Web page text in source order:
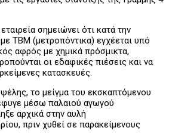
σημειώνει ότι κατά την
TBM (μετροπόντικα) εγχέεται υπό
αφρός με χημικά πρόσμικτα,
οι εδαφικές πιέσεις και να
κατασκευές.
το μείγμα του εκσκαπτόμενου
μέσω παλαιού αγωγού
αρχικά στην αυλή
πριν χυθεί σε παρακείμενους